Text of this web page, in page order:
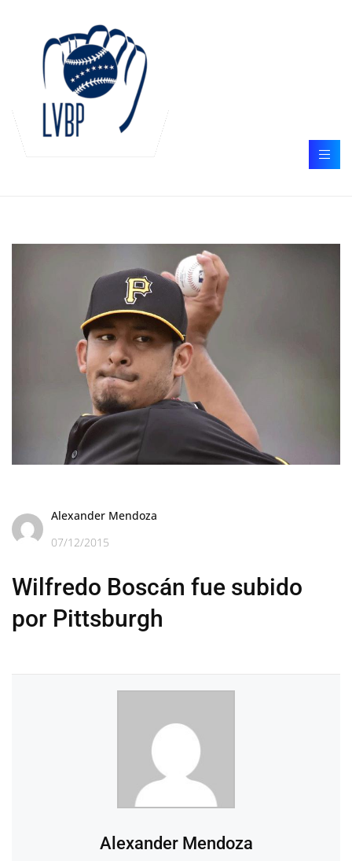
Alexander Mendoza
07/12/2015
Wilfredo Boscán fue subido
por Pittsburgh
Alexander Mendoza